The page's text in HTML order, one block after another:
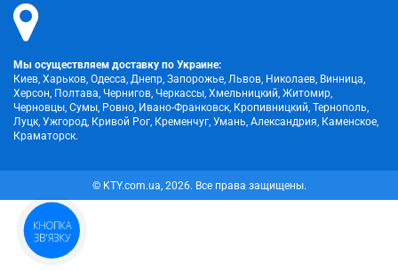
Мы осуществляем доставку по Украине:
Киев, Харьков, Одесса, Днепр, Запорожье, Львов, Николаев, Винница,
Херсон, Полтава, Чернигов, Черкассы, Хмельницкий, Житомир,
Черновцы, Сумы, Ровно, Ивано-Франковск, Кропивницкий, Тернополь,
Луцк, Ужгород, Кривой Рог, Кременчуг, Умань, Александрия, Каменское,
Краматорск.
© KTY.com.ua, 2026. Все права защищены.
КНОПКА
ЗВ'ЯЗКУ